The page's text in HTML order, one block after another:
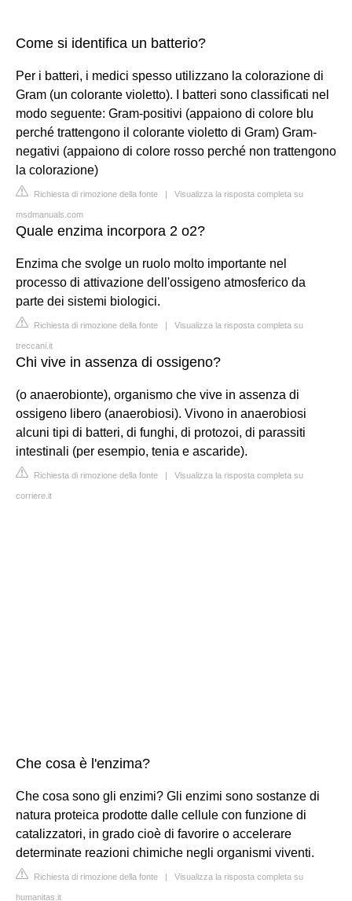
Come si identifica un batterio?
Per i batteri, i medici spesso utilizzano la colorazione di
Gram (un colorante violetto). I batteri sono classificati nel
modo seguente: Gram-positivi (appaiono di colore blu
perché trattengono il colorante violetto di Gram) Gram-
negativi (appaiono di colore rosso perché non trattengono
la colorazione)
Richiesta di rimozione della fonte | Visualizza la risposta completa su
msdmanuals.com
Quale enzima incorpora 2 o2?
Enzima che svolge un ruolo molto importante nel
processo di attivazione dell'ossigeno atmosferico da
parte dei sistemi biologici.
Richiesta di rimozione della fonte | Visualizza la risposta completa su
treccani.it
Chi vive in assenza di ossigeno?
(o anaerobionte), organismo che vive in assenza di
ossigeno libero (anaerobiosi). Vivono in anaerobiosi
alcuni tipi di batteri, di funghi, di protozoi, di parassiti
intestinali (per esempio, tenia e ascaride).
Richiesta di rimozione della fonte | Visualizza la risposta completa su
corriere.it
Che cosa è l'enzima?
Che cosa sono gli enzimi? Gli enzimi sono sostanze di
natura proteica prodotte dalle cellule con funzione di
catalizzatori, in grado cioè di favorire o accelerare
determinate reazioni chimiche negli organismi viventi.
Richiesta di rimozione della fonte | Visualizza la risposta completa su
humanitas.it